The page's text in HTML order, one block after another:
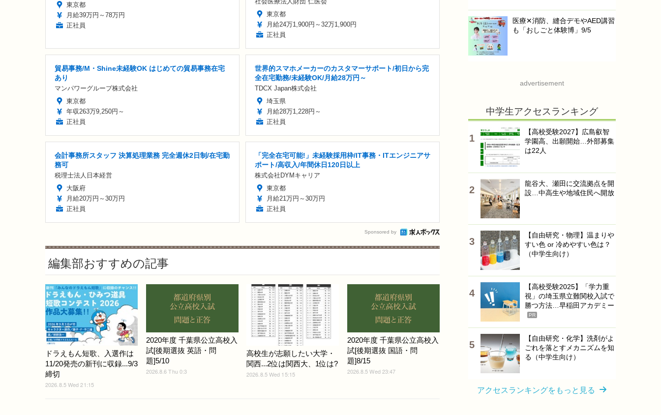
東京都
月給39万円～78万円
正社員
東京都
月給24万1,900円～32万1,900円
正社員
貿易事務/M・Shine未経験OK はじめての貿易事務在宅
あり
マンパワーグループ株式会社
東京都
年収263万9,250円～
正社員
世界的スマホメーカーのカスタマーサポート/初日から完
全在宅勤務/未経験OK/月給28万円～
TDCX Japan株式会社
埼玉県
月給28万1,228円～
正社員
会計事務所スタッフ 決算処理業務 完全週休2日制/在宅勤
務可
税理士法人日本経営
大阪府
月給20万円～30万円
正社員
「完全在宅可能!」未経験採用枠/IT事務・ITエンジニアサ
ポート/高収入/年間休日120日以上
株式会社DYMキャリア
東京都
月給21万円～30万円
正社員
Sponsored by
編集部おすすめの記事
ドラえもん短歌、入選作は
11/20発売の新刊に収録...9/3
締切
2026.8.5 Wed 21:15
2020年度 千葉県公立高校入
試[後期選抜 英語・問
題]5/10
2026.8.6 Thu 0:3
高校生が志願したい大学・
関西...2位は関西大、1位は?
2026.8.5 Wed 15:15
2020年度 千葉県公立高校入
試[後期選抜 国語・問
題]8/15
2026.8.5 Wed 23:47
医療✕消防、縫合デモやAED講習
も「おしごと体験博」9/5
advertisement
中学生アクセスランキング
【高校受験2027】広島叡智
学園高、出願開始…外部募集
は22人
龍谷大、瀬田に交流拠点を開
設…中高生や地域住民へ開放
【自由研究・物理】温まりや
すい色 or 冷めやすい色は？
（中学生向け）
【高校受験2025】「学力重
視」の埼玉県立難関校入試で
勝つ方法…早稲田アカデミー
PR
【自由研究・化学】洗剤がよ
ごれを落とすメカニズムを知
る（中学生向け）
アクセスランキングをもっと見る